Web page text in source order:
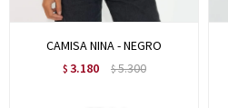
CAMISA NINA - NEGRO
$ 3.180 $5.300